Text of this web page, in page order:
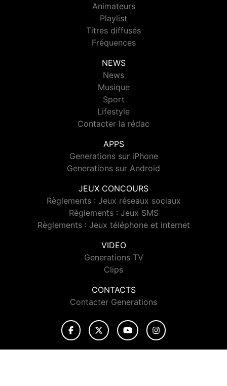
Animateurs
Playlist
Titres diffusés
Fréquences
NEWS
News
Musique
Sport
Lifestyle
Contacter la rédac
APPS
Generations sur iPhone
Generations sur Android
JEUX CONCOURS
Règlements : Jeux réseaux sociaux
Règlements : Jeux SMS
Règlements : Jeux téléphone et internet
VIDEO
Generations TV
Clips
CONTACTS
Contacter Generations